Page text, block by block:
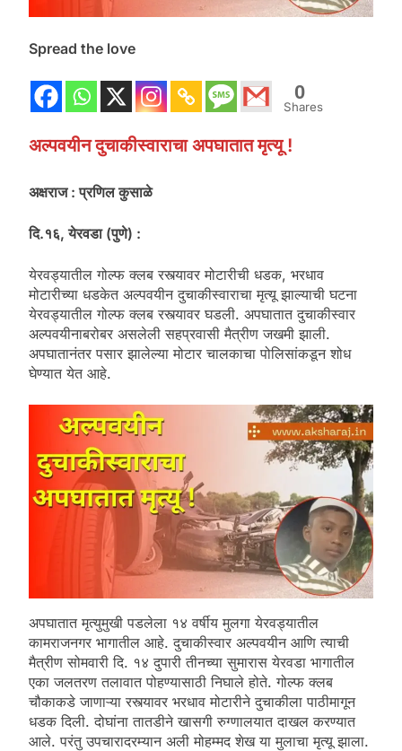
Spread the love
0
Shares
अल्पवयीन दुचाकीस्वाराचा अपघातात मृत्यू !
अक्षराज : प्रणिल कुसाळे
दि.१६, येरवडा (पुणे) :
येरवड्यातील गोल्फ क्लब रस्त्यावर मोटारीची धडक, भरधाव
मोटारीच्या धडकेत अल्पवयीन दुचाकीस्वाराचा मृत्यू झाल्याची घटना
येरवड्यातील गोल्फ क्लब रस्त्यावर घडली. अपघातात दुचाकीस्वार
अल्पवयीनाबरोबर असलेली सहप्रवासी मैत्रीण जखमी झाली.
अपघातानंतर पसार झालेल्या मोटार चालकाचा पोलिसांकडून शोध
घेण्यात येत आहे.
अपघातात मृत्युमुखी पडलेला १४ वर्षीय मुलगा येरवड्यातील
कामराजनगर भागातील आहे. दुचाकीस्वार अल्पवयीन आणि त्याची
मैत्रीण सोमवारी दि. १४ दुपारी तीनच्या सुमारास येरवडा भागातील
एका जलतरण तलावात पोहण्यासाठी निघाले होते. गोल्फ क्लब
चौकाकडे जाणाऱ्या रस्त्यावर भरधाव मोटारीने दुचाकीला पाठीमागून
धडक दिली. दोघांना तातडीने खासगी रुग्णालयात दाखल करण्यात
आले. परंतु उपचारादरम्यान अली मोहम्मद शेख या मुलाचा मृत्यू झाला.